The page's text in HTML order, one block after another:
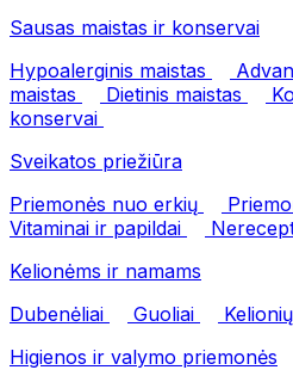
Sausas maistas ir konservai
Hypoalerginis maistas
maistas
Dietinis maistas
konservai
Sveikatos priežiūra
Priemonės nuo erkių
Vitaminai ir papildai
Kelionėms ir namams
Dubenėliai
Guoliai
Higienos ir valymo priemonės